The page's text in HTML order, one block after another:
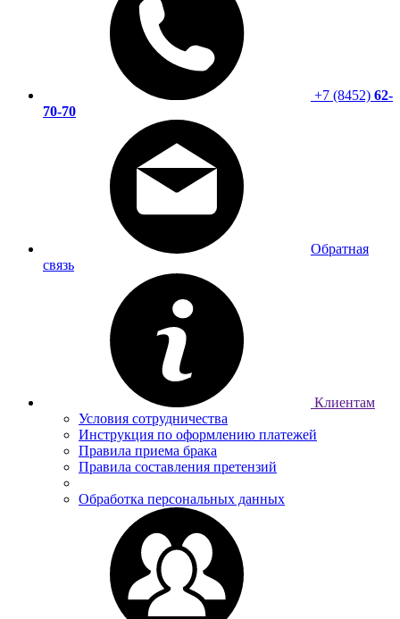
+7 (8452) 62-
70-70
Обратная
связь
Клиентам
Условия сотрудничества
Инструкция по оформлению платежей
Правила приема брака
Правила составления претензий
Обработка персональных данных